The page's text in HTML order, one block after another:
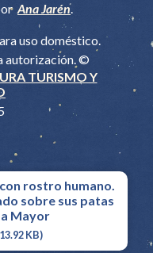
Ana Jarén.
uso doméstico.
autorización. ©
TURISMO Y
KB)